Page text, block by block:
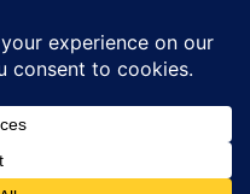
bretão do continente americano
Isso porque o amante da bola
a mesma paixão.Leia Mais